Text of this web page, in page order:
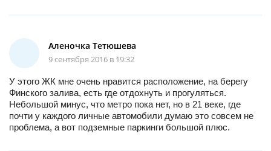
Аленочка Тетюшева
9 сентября 2016 в 19:32
У этого ЖК мне очень нравится расположение, на берегу
Финского залива, есть где отдохнуть и прогуляться.
Небольшой минус, что метро пока нет, но в 21 веке, где
почти у каждого личные автомобили думаю это совсем не
проблема, а вот подземные паркинги большой плюс.